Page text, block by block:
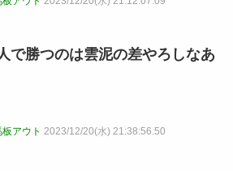
で勝つのは雲泥の差やろしなあ
アウト 2023/12/20(水) 21:38:56.50